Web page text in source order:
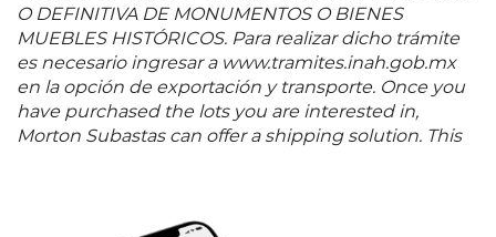
O DEFINITIVA DE MONUMENTOS O BIENES
MUEBLES HISTÓRICOS. Para realizar dicho trámite
es necesario ingresar a www.tramites.inah.gob.mx
en la opción de exportación y transporte. Once you
have purchased the lots you are interested in,
Morton Subastas can offer a shipping solution. This